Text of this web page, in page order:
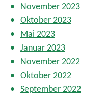
November 2023
Oktober 2023
Mai 2023
Januar 2023
November 2022
Oktober 2022
September 2022